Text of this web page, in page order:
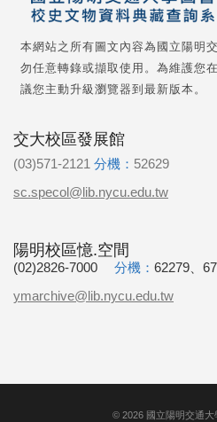
本網站之所有圖文內容為國立陽明
勿任意轉錄或擷取使用。為維護您
議您主動升級瀏覽器到最新版本。
交大校區發展館
(03)571-2121 分機： 52629
sc.specol@lib.nycu.edu.tw
陽明校區憶.空間
(02)2826-7000 分機： 62279、
ymarchive@lib.nycu.edu.tw
© 2026國立陽明交通大